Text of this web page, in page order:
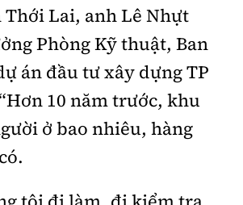
Lai, anh Lê Nhựt
Phòng Kỹ thuật, Ban
án đầu tư xây dựng TP
10 năm trước, khu
ở bao nhiêu, hàng